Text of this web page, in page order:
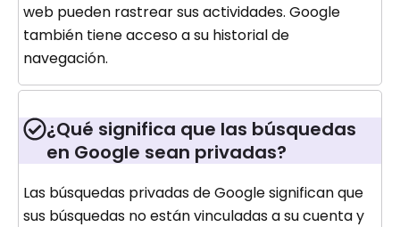
web pueden rastrear sus actividades. Google
también tiene acceso a su historial de
navegación.
¿Qué significa que las búsquedas
en Google sean privadas?
Las búsquedas privadas de Google significan que
sus búsquedas no están vinculadas a su cuenta y